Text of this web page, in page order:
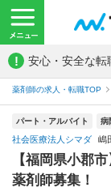
! 安心・安全な転
薬剤師の求人・転職TOP
パート・アルバイト 病
社会医療法人シマダ 嶋
【福岡県小郡
薬剤師募集！